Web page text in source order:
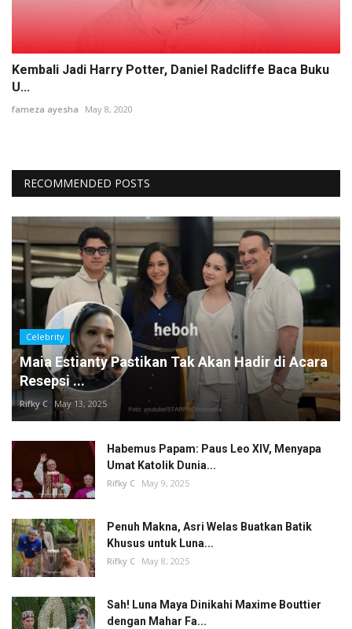
Kembali Jadi Harry Potter, Daniel Radcliffe Baca Buku
U...
fameza ayesha May 8, 2020
RECOMMENDED POSTS
Celebrity
Maia Estianty Pastikan Tak Akan Hadir di Acara
Resepsi ...
Rifky C May 13, 2025
Habemus Papam: Paus Leo XIV, Menyapa
Umat Katolik Dunia...
Rifky C May 9, 2025
Penuh Makna, Asri Welas Buatkan Batik
Khusus untuk Luna...
Rifky C May 8, 2025
Sah! Luna Maya Dinikahi Maxime Bouttier
dengan Mahar Fa...